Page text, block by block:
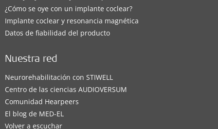
¿Cómo se oye con un implante coclear?
Implante coclear y resonancia magnética
Datos de fiabilidad del producto
Nuestra red
Neurorehabilitación con STIWELL
Centro de las ciencias AUDIOVERSUM
Comunidad Hearpeers
El blog de MED-EL
Volver a escuchar